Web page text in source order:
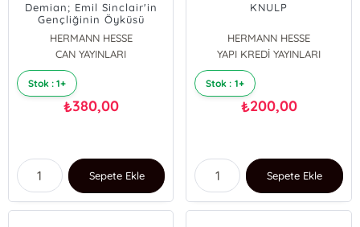
Demian; Emil Sinclair'in
Gençliğinin Öyküsü
HERMANN HESSE
CAN YAYINLARI
Stok : 1+
₺380,00
Sepete Ekle
KNULP
HERMANN HESSE
YAPI KREDİ YAYINLARI
Stok : 1+
₺200,00
Sepete Ekle